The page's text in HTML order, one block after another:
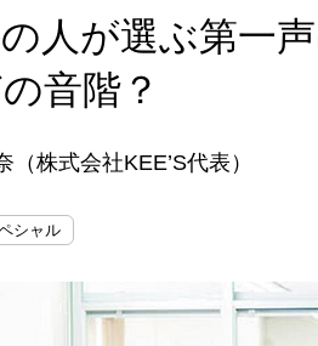
人が選ぶ第一
音階？
（株式会社KEE’S代表）
シャル